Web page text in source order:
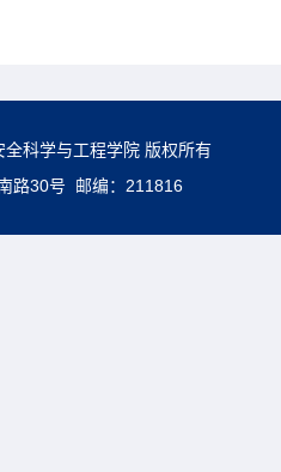
科学与工程学院 版权所有
路30号 邮编：211816